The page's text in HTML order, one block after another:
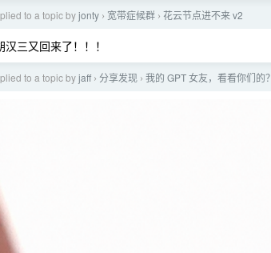
to a topic byjonty › 宽带症候群 › 花云节点进不来 v2
汉三又回来了！！！
to a topic byjaff › 分享发现 › 我的 GPT 女友，看看你们的？